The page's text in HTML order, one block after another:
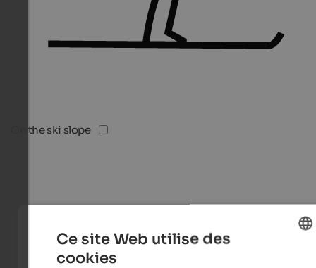
On the ski slope
Ce site Web utilise des
cookies